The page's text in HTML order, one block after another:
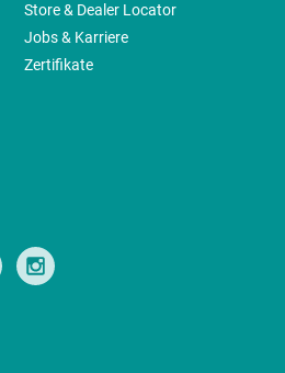
Store & Dealer Locator
Jobs & Karriere
Zertifikate